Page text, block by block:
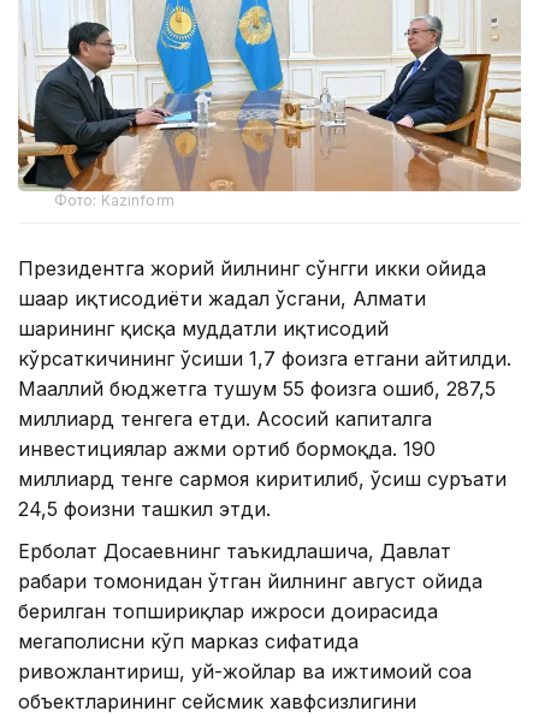
Фото: Kazinform
Президентга жорий йилнинг сўнгги икки ойида
шаҳар иқтисодиёти жадал ўсгани, Алмати
шаҳрининг қисқа муддатли иқтисодий
кўрсаткичининг ўсиши 1,7 фоизга етгани айтилди.
Маҳаллий бюджетга тушум 55 фоизга ошиб, 287,5
миллиард тенгега етди. Асосий капиталга
инвестициялар ҳажми ортиб бормоқда. 190
миллиард тенге сармоя киритилиб, ўсиш суръати
24,5 фоизни ташкил этди.
Ерболат Досаевнинг таъкидлашича, Давлат
раҳбари томонидан ўтган йилнинг август ойида
берилган топшириқлар ижроси доирасида
мегаполисни кўп марказ сифатида
ривожлантириш, уй-жойлар ва ижтимоий соҳа
объектларининг сейсмик хавфсизлигини